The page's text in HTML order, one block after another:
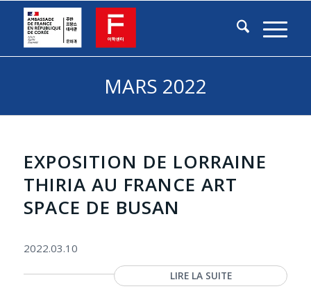
MARS 2022
EXPOSITION DE LORRAINE
THIRIA AU FRANCE ART
SPACE DE BUSAN
2022.03.10
LIRE LA SUITE